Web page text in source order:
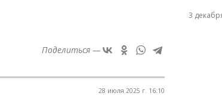
Поделиться —
28 июля 2025 г. 16:10
3